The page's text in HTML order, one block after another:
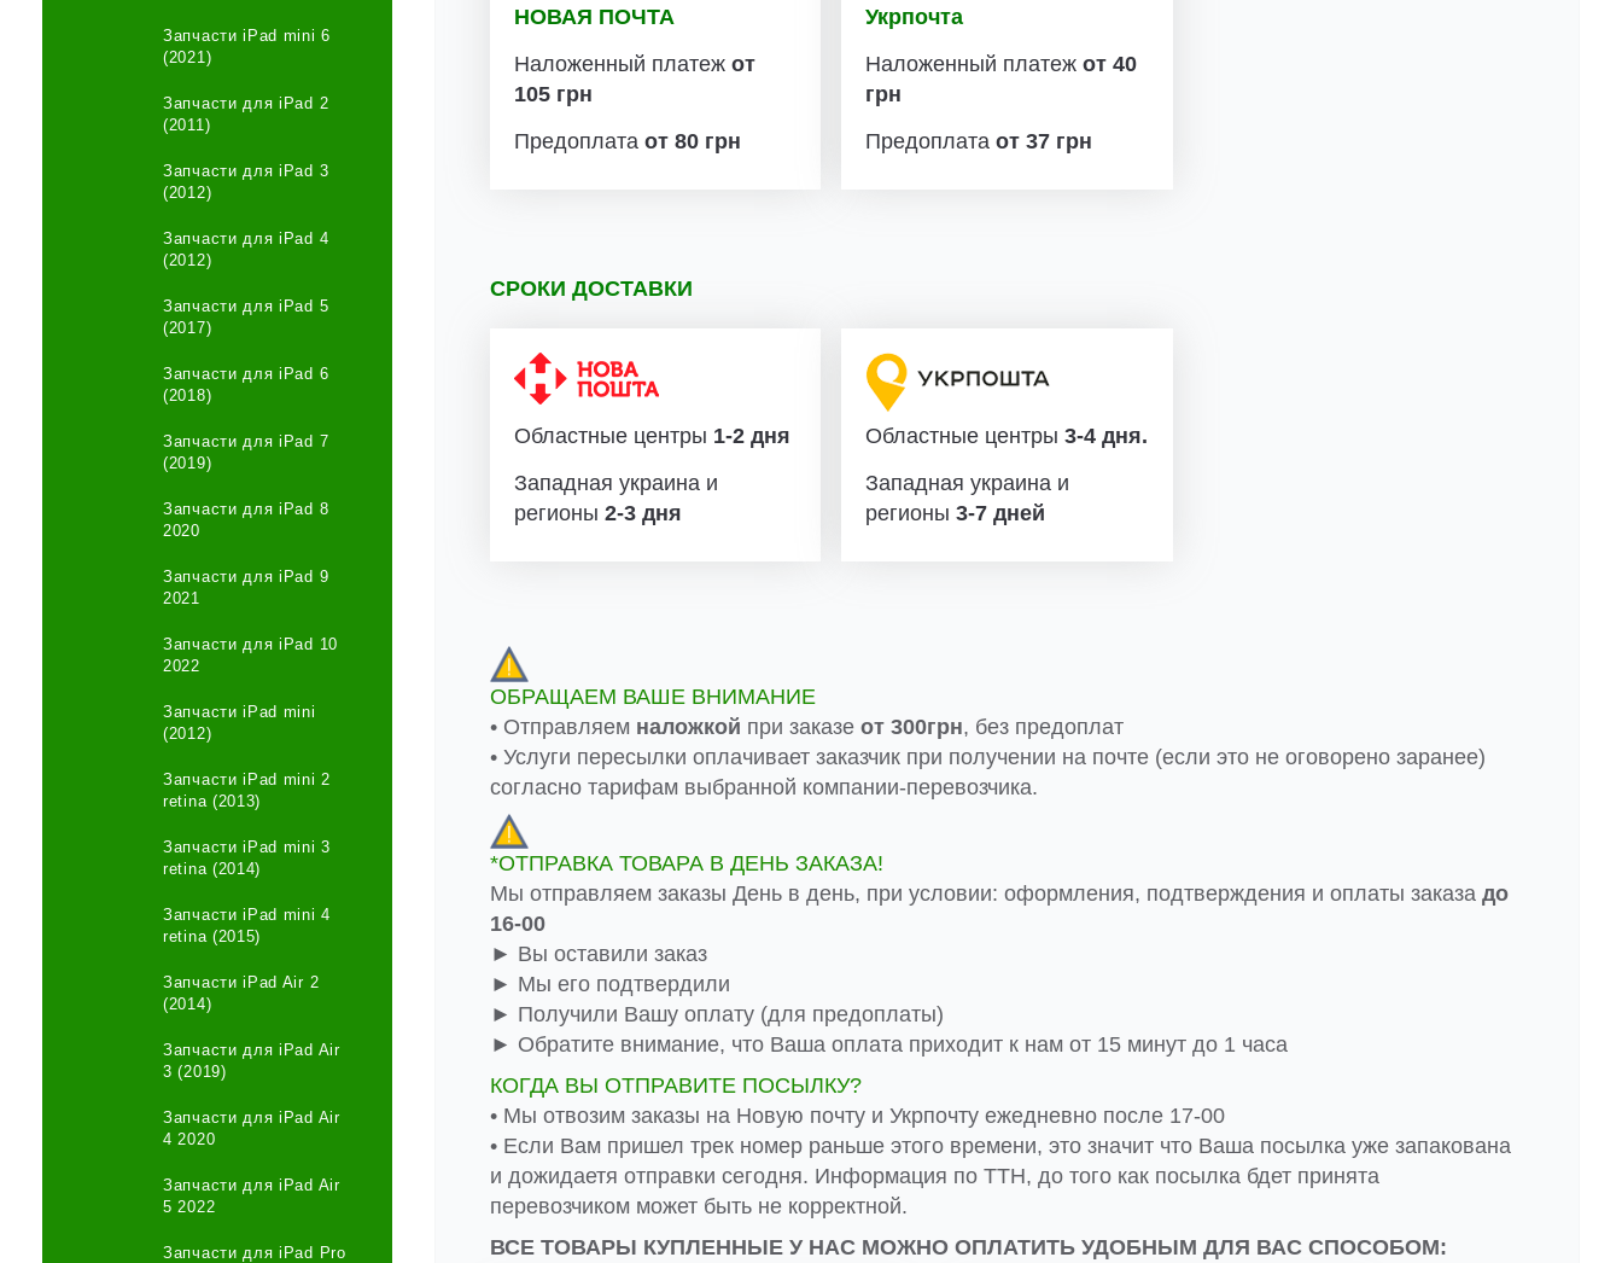
Запчасти iPad mini 6
(2021)
Запчасти для iPad 2
(2011)
Запчасти для iPad 3
(2012)
Запчасти для iPad 4
(2012)
Запчасти для iPad 5
(2017)
Запчасти для iPad 6
(2018)
Запчасти для iPad 7
(2019)
Запчасти для iPad 8
2020
Запчасти для iPad 9
2021
Запчасти для iPad 10
2022
Запчасти iPad mini
(2012)
Запчасти iPad mini 2
retina (2013)
Запчасти iPad mini 3
retina (2014)
Запчасти iPad mini 4
retina (2015)
Запчасти iPad Air 2
(2014)
Запчасти для iPad Air
3 (2019)
Запчасти для iPad Air
4 2020
Запчасти для iPad Air
5 2022
Запчасти для iPad Pro
НОВАЯ ПОЧТА
Наложенный платеж от
105 грн
Предоплата от 80 грн
Укрпочта
Наложенный платежот 40
грн
Предоплатаот 37 грн
СРОКИ ДОСТАВКИ
Областные центры 1-2 дня
Западная украина и
регионы 2-3 дня
Областные центры 3-4 дня.
Западная украина и
регионы 3-7 дней
ОБРАЩАЕМ ВАШЕ ВНИМАНИЕ
• Отправляем наложкой при заказе от 300грн, без предоплат
• Услуги пересылки оплачивает заказчик при получении на почте (если это не оговорено заранее)
согласно тарифам выбранной компании-перевозчика.
*ОТПРАВКА ТОВАРА В ДЕНЬ ЗАКАЗА!
Мы отправляем заказы День в день, при условии: оформления, подтверждения и оплаты заказа до
16-00
► Вы оставили заказ
► Мы его подтвердили
► Получили Вашу оплату (для предоплаты)
► Обратите внимание, что Ваша оплата приходит к нам от 15 минут до 1 часа
КОГДА ВЫ ОТПРАВИТЕ ПОСЫЛКУ?
• Мы отвозим заказы на Новую почту и Укрпочту ежедневно после 17-00
• Если Вам пришел трек номер раньше этого времени, это значит что Ваша посылка уже запакована
и дожидаетя отправки сегодня. Информация по ТТН, до того как посылка бдет принята
перевозчиком может быть не корректной.
ВСЕ ТОВАРЫ КУПЛЕННЫЕ У НАС МОЖНО ОПЛАТИТЬ УДОБНЫМ ДЛЯ ВАС СПОСОБОМ: